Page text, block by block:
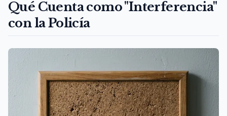
Qué Cuenta como "Interferencia"
con la Policía